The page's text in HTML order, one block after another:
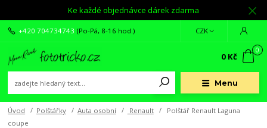
Ke každé objednávce dárek zdarma
Menu
CZK
+420 704734743 (Po-Pá, 8-16 hod.)
0
0 Kč
Úvod Polštářky Auta osobní Renault
Polštář Renault Laguna
coupe